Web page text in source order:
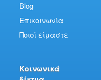
Blog
Επικοινωνία
Ποιοί είμαστε
Κοινωνικά